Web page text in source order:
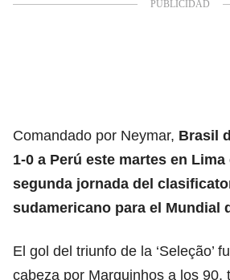
Comandado por Neymar, Brasil
1-0 a Perú este martes en
segunda jornada del
sudamericano para el Mundial
El gol del triunfo de la ‘Seleção’
cabeza por Marquinhos a los 90,